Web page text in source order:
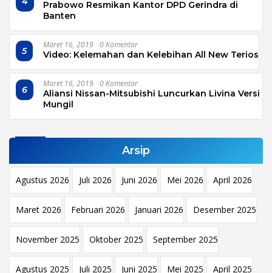
Prabowo Resmikan Kantor DPD Gerindra di
Banten
5
Maret 16, 2019 0 Komentar
Video: Kelemahan dan Kelebihan All New Terios
6
Maret 16, 2019 0 Komentar
Aliansi Nissan-Mitsubishi Luncurkan Livina Versi
Mungil
Arsip
Agustus 2026 Juli 2026 Juni 2026 Mei 2026 April 2026
Maret 2026 Februari 2026 Januari 2026 Desember 2025
November 2025 Oktober 2025 September 2025
Agustus 2025 Juli 2025 Juni 2025 Mei 2025 April 2025